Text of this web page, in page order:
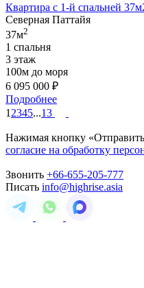
Квартира с 1-й спальней
Северная Паттайя
37м2
1 спальня
3 этаж
100м до моря
6 095 000 ₽
Подробнее
1 2345...13
Нажимая кнопку
согласие на обработку
Звонить +66-655-205-777
Писать info@highrise.asia